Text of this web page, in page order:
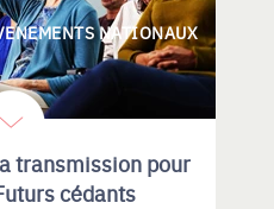
NATIONAUX
transmission pour
cédants